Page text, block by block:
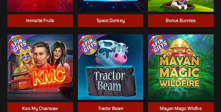
Kiss My Chainsaw Tractor Beam
Space Donkey
Immortal Fruits
Mayan Magic Wildfire
Bonus Bunnies